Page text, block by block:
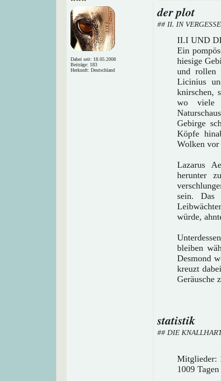
Dabei seit: 18.05.2008
Beiträge: 183
Herkunft: Deutschland
der plot
## II. IN
II.I UND
Ein
hiesige
und rollen
Licinius
knirschen,
wo viele
Gebirge
Köpfe
Wolken
Lazarus
herunter
sein. Das
würde,
bleiben
Desmond
kreuzt
Geräusche
statistik
## DIE
Mitglieder:
1009 Tagen